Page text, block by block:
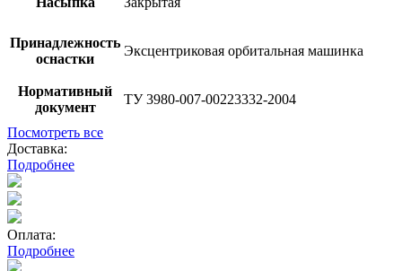
Принадлежность
оснастки
Эксцентриковая орбитальная машинка
Нормативный
документ
ТУ 3980-007-00223332-2004
Посмотреть все
Доставка:
Подробнее
Оплата:
Подробнее